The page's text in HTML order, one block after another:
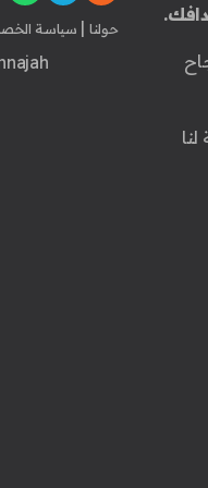
حولنا | سياسة